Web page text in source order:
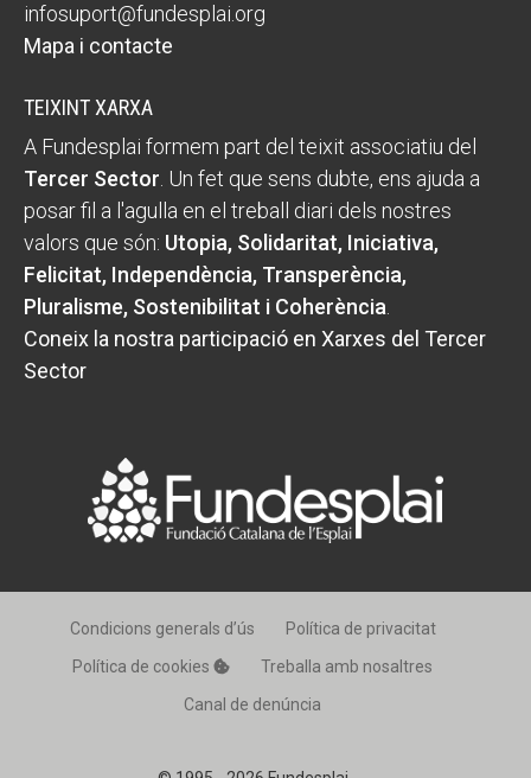
infosuport@fundesplai.org
Mapa i contacte
TEIXINT XARXA
A Fundesplai formem part del teixit associatiu del
Tercer Sector. Un fet que sens dubte, ens ajuda a
posar fil a l'agulla en el treball diari dels nostres
valors que són: Utopia, Solidaritat, Iniciativa,
Felicitat, Independència, Transperència,
Pluralisme, Sostenibilitat i Coherència.
Coneix la nostra participació en Xarxes del Tercer
Sector
Condicions generals d’ús
Política de privacitat
Política de cookies
Treballa amb nosaltres
Canal de denúncia